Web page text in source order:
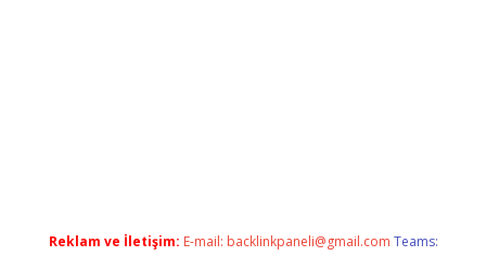
Reklam ve İletişim: E-mail: backlinkpaneli@gmail.com Teams: